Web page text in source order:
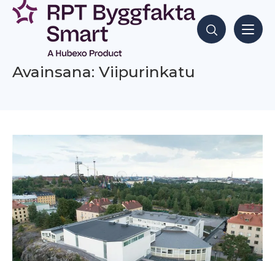
Siirry
sisältöön
Hae sisältöjä
Avainsana: Viipurinkatu